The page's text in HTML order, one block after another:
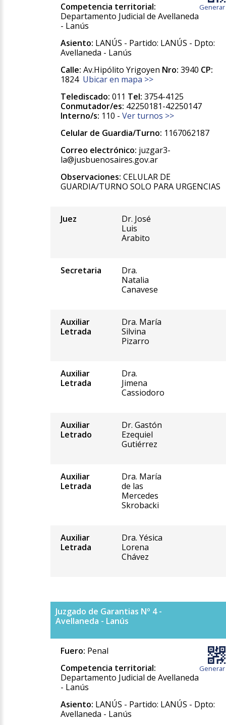
Competencia territorial:
Departamento Judicial de Avellaneda
- Lanús
Asiento: LANÚS - Partido: LANÚS - Dpto:
Avellaneda - Lanús
Calle: Av.Hipólito Yrigoyen Nro: 3940 CP:
1824 Ubicar en mapa >>
Telediscado: 011 Tel: 3754-4125
Conmutador/es: 42250181-42250147
Interno/s: 110 - Ver turnos >>
Celular de Guardia/Turno: 1167062187
Correo electrónico: juzgar3-
la@jusbuenosaires.gov.ar
Observaciones: CELULAR DE
GUARDIA/TURNO SOLO PARA URGENCIAS
Juez
Dr. José
Luis
Arabito
Secretaria
Dra.
Natalia
Canavese
Auxiliar
Letrada
Dra. María
Silvina
Pizarro
Auxiliar
Letrada
Dra.
Jimena
Cassiodoro
Auxiliar
Letrado
Dr. Gastón
Ezequiel
Gutiérrez
Auxiliar
Letrada
Dra. María
de las
Mercedes
Skrobacki
Auxiliar
Letrada
Dra. Yésica
Lorena
Chávez
Juzgado de Garantias Nº 4 -
Avellaneda - Lanús
Fuero: Penal
Competencia territorial:
Departamento Judicial de Avellaneda
- Lanús
Asiento: LANÚS - Partido: LANÚS - Dpto:
Avellaneda - Lanús